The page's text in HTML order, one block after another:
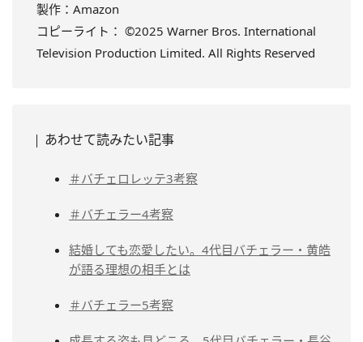
製作：Amazon
コピーライト： ©2025 Warner Bros. International
Television Production Limited. All Rights Reserved
あわせて読みたい記事
＃バチェロレッテ3考察
＃バチェラー4考察
結婚しても恋愛したい。4代目バチェラー・黄皓
が語る理想の相手とは
＃バチェラー5考察